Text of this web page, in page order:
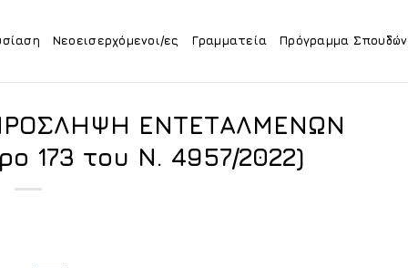
Νεοεισερχόμενοι/ες Γραμματεία Πρόγραμμα Σπουδών
ΕΝΤΕΤΑΛΜΕΝΩΝ
173 του N. 4957/2022)